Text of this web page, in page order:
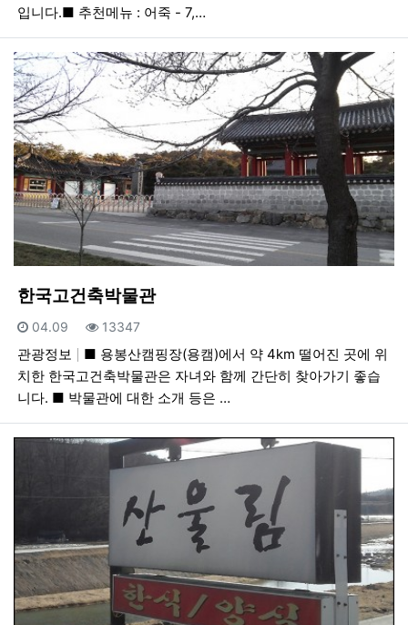
입니다.■ 추천메뉴 : 어죽 - 7,…
한국고건축박물관
등록일
04.09 조회
13347
관광정보
■ 용봉산캠핑장(용캠)에서 약 4km 떨어진 곳에 위
치한 한국고건축박물관은 자녀와 함께 간단히 찾아가기 좋습
니다. ■ 박물관에 대한 소개 등은 …